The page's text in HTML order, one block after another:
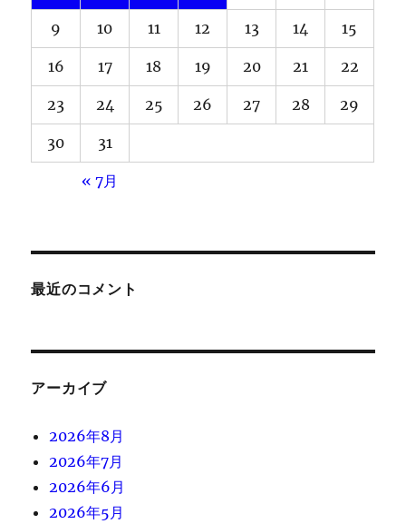
9 10 11 12 13 14 15
16 17 18 19 20 21 22
23 24 25 26 27 28 29
30 31
« 7月
最近のコメント
アーカイブ
2026年8月
2026年7月
2026年6月
2026年5月